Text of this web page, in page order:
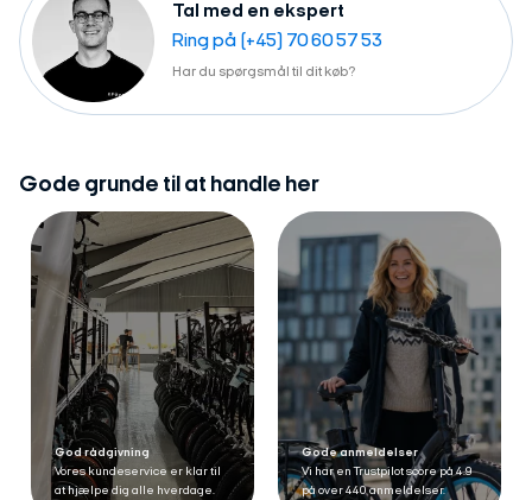
Tal med en ekspert
Ring på (+45) 70 60 57 53
Har du spørgsmål til dit køb?
Gode grunde til at handle her
God rådgivning
Vores kundeservice er klar til
at hjælpe dig alle hverdage.
Gode anmeldelser
Vi har en Trustpilot score på 4.9
på over 440 anmeldelser.